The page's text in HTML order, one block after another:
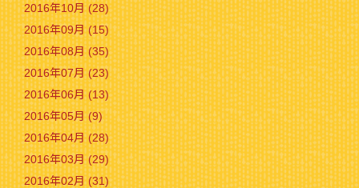
2016年10月 (28)
2016年09月 (15)
2016年08月 (35)
2016年07月 (23)
2016年06月 (13)
2016年05月 (9)
2016年04月 (28)
2016年03月 (29)
2016年02月 (31)